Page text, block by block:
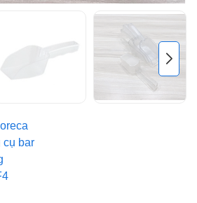
cụ bar
giảm giá: